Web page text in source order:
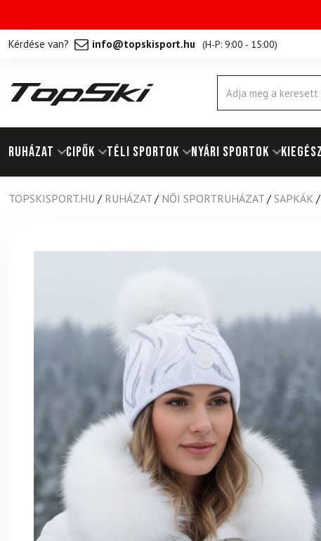
Kérdése van? info@topskisport.hu (H-P: 9:00 - 15:00)
Products
search
RUHÁZAT Cipők TÉLI SPORTOK NYÁRI SPORTOK
TOPSKISPORT.HU / RUHÁZAT / NŐI SPORTRUHÁZAT / SAPKÁK /